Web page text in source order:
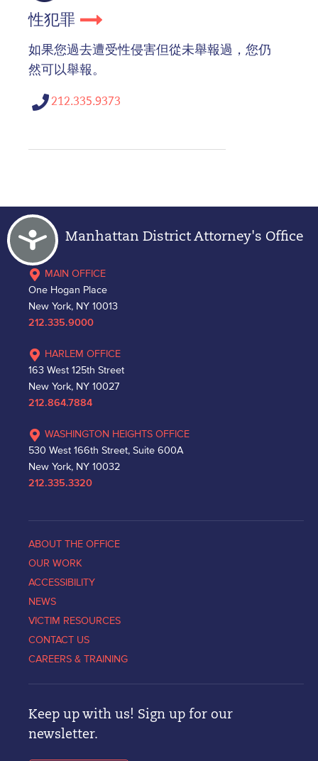
Accessibility
性犯罪
如果您過去遭受性侵害但從未舉報過，您仍
然可以舉報。
212.335.9373
Manhattan District Attorney's Office
MAIN OFFICE
One Hogan Place
New York, NY 10013
212.335.9000
HARLEM OFFICE
163 West 125th Street
New York, NY 10027
212.864.7884
WASHINGTON HEIGHTS OFFICE
530 West 166th Street, Suite 600A
New York, NY 10032
212.335.3320
ABOUT THE OFFICE
OUR WORK
ACCESSIBILITY
NEWS
VICTIM RESOURCES
CONTACT US
CAREERS & TRAINING
Keep up with us! Sign up for our
newsletter.